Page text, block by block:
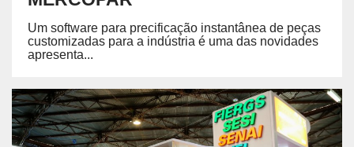
Um software para precificação instantânea de peças
customizadas para a indústria é uma das novidades
apresenta...